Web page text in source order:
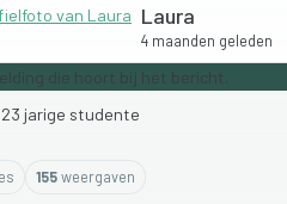
Laura
4 maanden geleden
23 jarige studente
s 155weergaven